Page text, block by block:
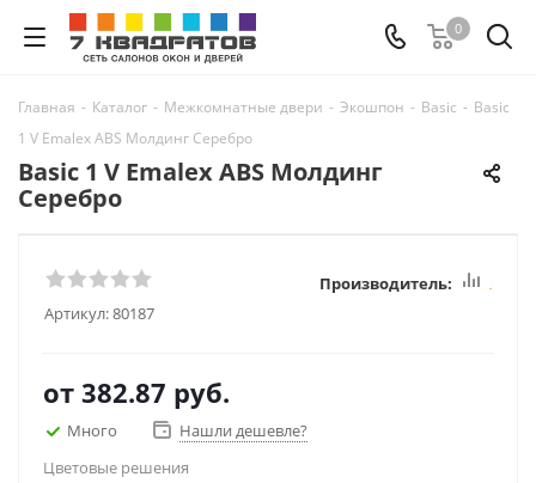
0
Главная - Каталог - Межкомнатные двери - Экошпон - Basic - Basic
1 V Emalex ABS Молдинг Серебро
Basic 1 V Emalex ABS Молдинг
Серебро
Артикул:80187
Производитель: Basic
от 382.87 руб.
Много
Нашли дешевле?
Цветовые решения